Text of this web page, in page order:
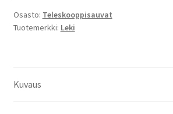
määrä
Osasto: Teleskooppisauvat
Tuotemerkki: Leki
Kuvaus